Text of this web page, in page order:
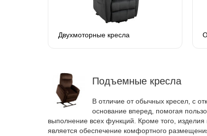
Двухмоторные кресла
Подъемные кресла
В отличие от обычных кресел, с
основание вперед, помогая
выполнение всех функций. Кроме того,
является обеспечение комфортного